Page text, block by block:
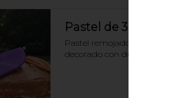
Pastel de 3 Leches
Pastel remojado en 3 leches
decorado con dulce de leche.